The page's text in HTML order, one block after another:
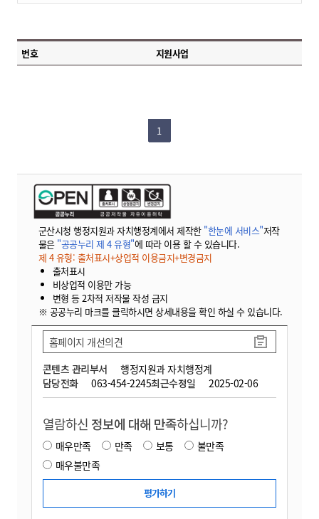
번호 지원사업
1
군산시청 행정지원과 자치행정계에서 제작한 "한눈에 서비스"저작
물은 "공공누리 제 4 유형"에 따라 이용 할 수 있습니다.
제 4 유형: 출처표시+상업적 이용금지+변경금지
출처표시
비상업적 이용만 가능
변형 등 2차적 저작물 작성 금지
※ 공공누리 마크를 클릭하시면 상세내용을 확인 하실 수 있습니다.
콘텐츠 관리부서
행정지원과 자치행정계
담당전화
063-454-2245최근수정일 2025-02-06
홈페이지 개선의견
열람하신 정보에 대해 만족하십니까?
매우만족 만족 보통
불만족
매우불만족